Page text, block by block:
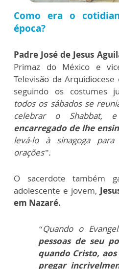
Como era o
época?
Padre José de Jesus
Primaz do México e
Televisão da
seguindo os costumes
todos os sábados se
celebrar o Shabbat, e
encarregado de lhe
levá-lo à sinagoga
orações”.
O sacerdote também
adolescente e jovem,
em Nazaré.
“Quando o
pessoas de seu
quando Cristo,
pregar